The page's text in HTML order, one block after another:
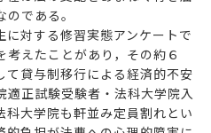
である。
に対する修習実態アンケートで
えたことがあり，その約６
て貸与制移行による経済的不安
正試験受験者・法科大学院入
大学院も軒並み定員割れとい